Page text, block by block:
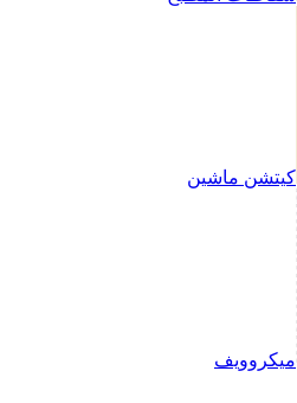
كيتشن ماشين
ميكروويف